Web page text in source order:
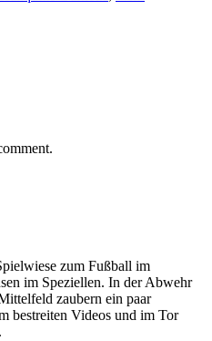
zum Fußball im
im Speziellen. In der Abwehr
zaubern ein paar
bestreiten Videos und im Tor